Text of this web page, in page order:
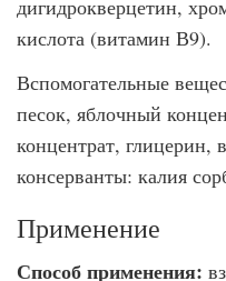
дигидрокверцетин,
кислота (витамин В9).
Вспомогательные
песок, яблочный
концентрат, глицерин,
консерванты: калия
Применение
Способ применения: